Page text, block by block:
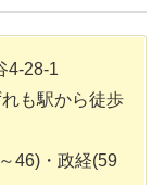
4-28-1
も駅から徒歩
46)・政経(59